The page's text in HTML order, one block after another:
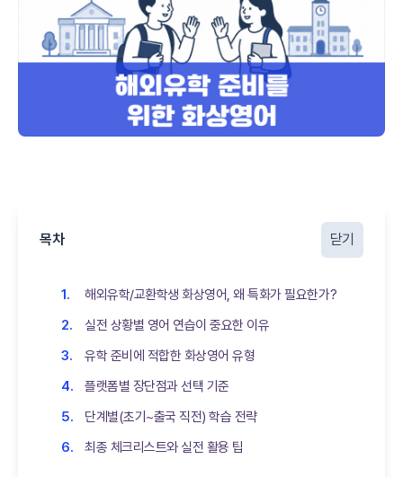
목차 닫기
해외유학/교환학생 화상영어, 왜 특화가 필요한가?
실전 상황별 영어 연습이 중요한 이유
유학 준비에 적합한 화상영어 유형
플랫폼별 장단점과 선택 기준
단계별(초기~출국 직전) 학습 전략
최종 체크리스트와 실전 활용 팁